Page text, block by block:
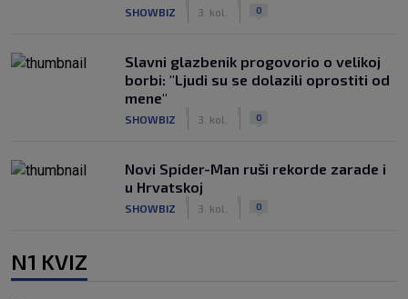
SHOWBIZ 3. kol. 0
Slavni glazbenik progovorio o velikoj
borbi: "Ljudi su se dolazili oprostiti od
mene"
SHOWBIZ 3. kol. 0
Novi Spider-Man ruši rekorde zarade i
u Hrvatskoj
SHOWBIZ 3. kol. 0
N1 KVIZ